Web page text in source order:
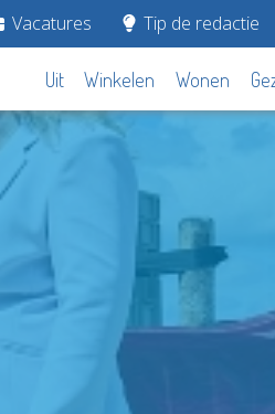
Vacatures Tip de redactie
Uit Winkelen Wonen